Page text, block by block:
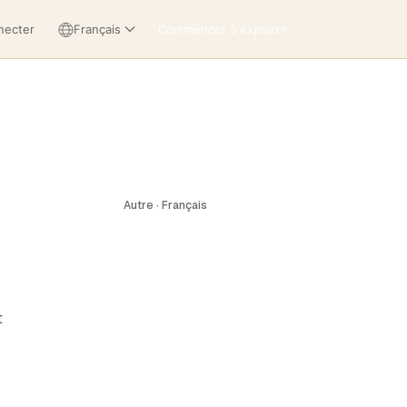
Commencer à explorer
Français
Autre · Français